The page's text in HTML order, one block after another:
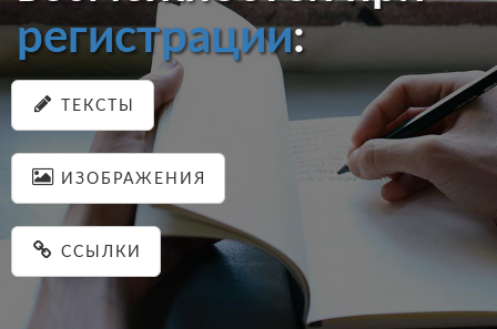
регистрации:
ТЕКСТЫ
ИЗОБРАЖЕНИЯ
ССЫЛКИ